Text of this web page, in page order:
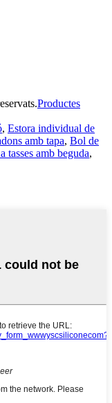
Productes
, Estora individual de
amb tapa, Bol de
tasses amb beguda,